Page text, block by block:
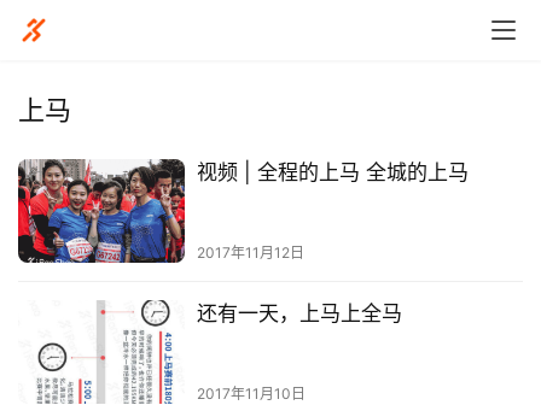
上马
视频 | 全程的上马 全城的上马
2017年11月12日
还有一天，上马上全马
2017年11月10日